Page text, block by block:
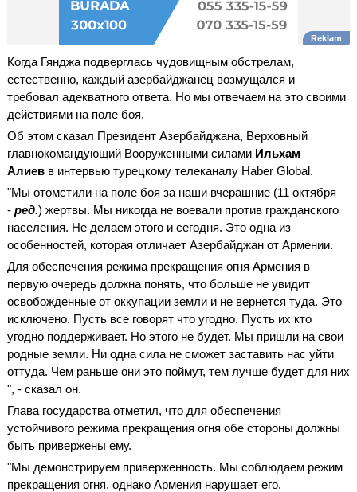
Когда Гянджа подверглась чудовищным обстрелам,
естественно, каждый азербайджанец возмущался и
требовал адекватного ответа. Но мы отвечаем на это своими
действиями на поле боя.
Об этом сказал Президент Азербайджана, Верховный
главнокомандующий Вооруженными силами Ильхам
Алиев в интервью турецкому телеканалу Haber Global.
"Мы отомстили на поле боя за наши вчерашние (11 октября
- ред.) жертвы. Мы никогда не воевали против гражданского
населения. Не делаем этого и сегодня. Это одна из
особенностей, которая отличает Азербайджан от Армении.
Для обеспечения режима прекращения огня Армения в
первую очередь должна понять, что больше не увидит
освобожденные от оккупации земли и не вернется туда. Это
исключено. Пусть все говорят что угодно. Пусть их кто
угодно поддерживает. Но этого не будет. Мы пришли на свои
родные земли. Ни одна сила не сможет заставить нас уйти
оттуда. Чем раньше они это поймут, тем лучше будет для них
", - сказал он.
Глава государства отметил, что для обеспечения
устойчивого режима прекращения огня обе стороны должны
быть привержены ему.
"Мы демонстрируем приверженность. Мы соблюдаем режим
прекращения огня, однако Армения нарушает его.